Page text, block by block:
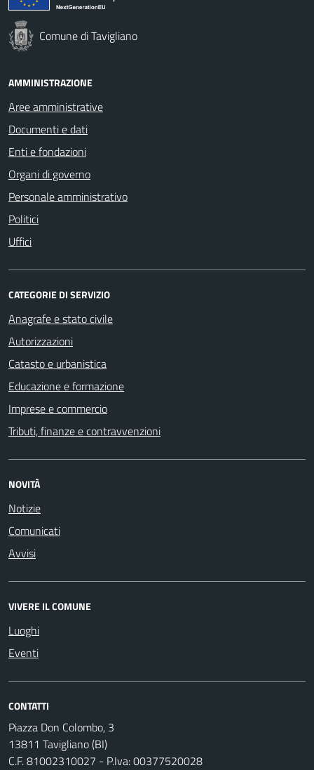
Comune di Tavigliano
AMMINISTRAZIONE
Aree amministrative
Documenti e dati
Enti e fondazioni
Organi di governo
Personale amministrativo
Politici
Uffici
CATEGORIE DI SERVIZIO
Anagrafe e stato civile
Autorizzazioni
Catasto e urbanistica
Educazione e formazione
Imprese e commercio
Tributi, finanze e contravvenzioni
NOVITÀ
Notizie
Comunicati
Avvisi
VIVERE IL COMUNE
Luoghi
Eventi
CONTATTI
Piazza Don Colombo, 3
13811 Tavigliano (BI)
C.F. 81002310027 - P.Iva: 00377520028